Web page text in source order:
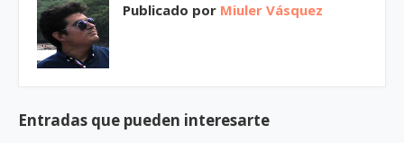
Publicado por Miuler Vásquez
Entradas que pueden interesarte